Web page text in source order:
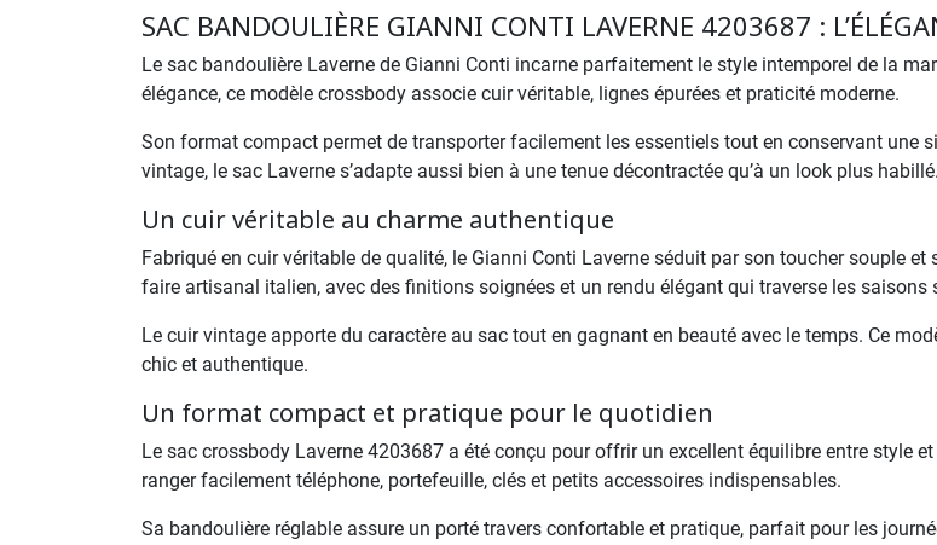
SAC BANDOULIÈRE GIANNI CONTI LAVERNE 4203687 :
Le sac bandoulière Laverne de Gianni Conti incarne parfaitement le style intemporel de la
élégance, ce modèle crossbody associe cuir véritable, lignes épurées et praticité moderne.
Son format compact permet de transporter facilement les essentiels tout en conservant une
vintage, le sac Laverne s’adapte aussi bien à une tenue décontractée qu’à un look plus habillé.
Un cuir véritable au charme authentique
Fabriqué en cuir véritable de qualité, le Gianni Conti Laverne séduit par son toucher souple
faire artisanal italien, avec des finitions soignées et un rendu élégant qui traverse les saisons
Le cuir vintage apporte du caractère au sac tout en gagnant en beauté avec le temps. Ce
chic et authentique.
Un format compact et pratique pour le quotidien
Le sac crossbody Laverne 4203687 a été conçu pour offrir un excellent équilibre entre style
ranger facilement téléphone, portefeuille, clés et petits accessoires indispensables.
Sa bandoulière réglable assure un porté travers confortable et pratique, parfait pour les